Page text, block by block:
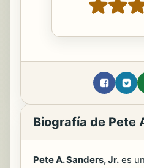
Biografía de Pete
Pete A. Sanders, Jr. es